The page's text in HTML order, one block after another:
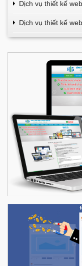
Dịch vụ thiết kế
Dịch vụ thiết kế